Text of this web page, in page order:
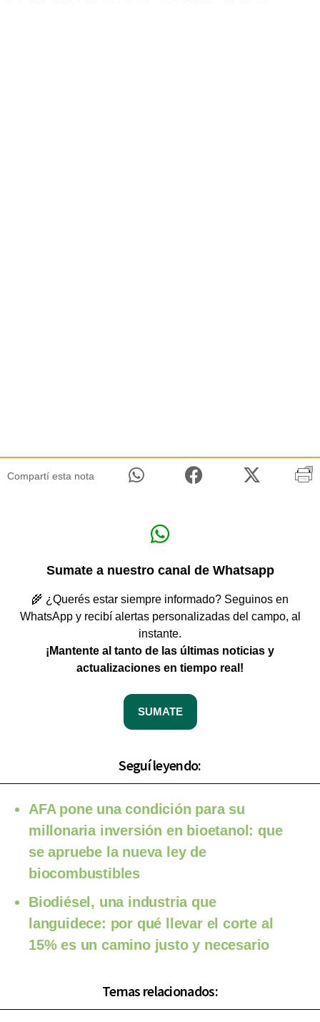
Compartí esta nota
Sumate a nuestro canal de Whatsapp
🌾 ¿Querés estar siempre informado? Seguinos en
WhatsApp y recibí alertas personalizadas del campo, al
instante.
¡Mantente al tanto de las últimas noticias y
actualizaciones en tiempo real!
SUMATE
Seguí leyendo:
AFA pone una condición para su
millonaria inversión en bioetanol: que
se apruebe la nueva ley de
biocombustibles
Biodiésel, una industria que
languidece: por qué llevar el corte al
15% es un camino justo y necesario
Temas relacionados: